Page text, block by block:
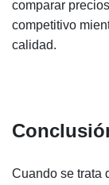
comparar
competitivo
calidad.
Cuando se trata